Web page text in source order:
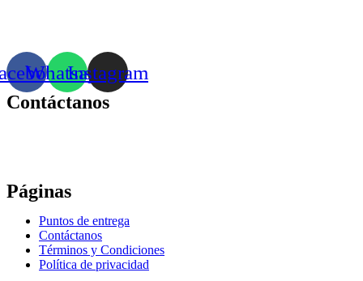
WhatsappInstagram
Contáctanos
Páginas
Puntos de entrega
Contáctanos
Términos y Condiciones
Política de privacidad